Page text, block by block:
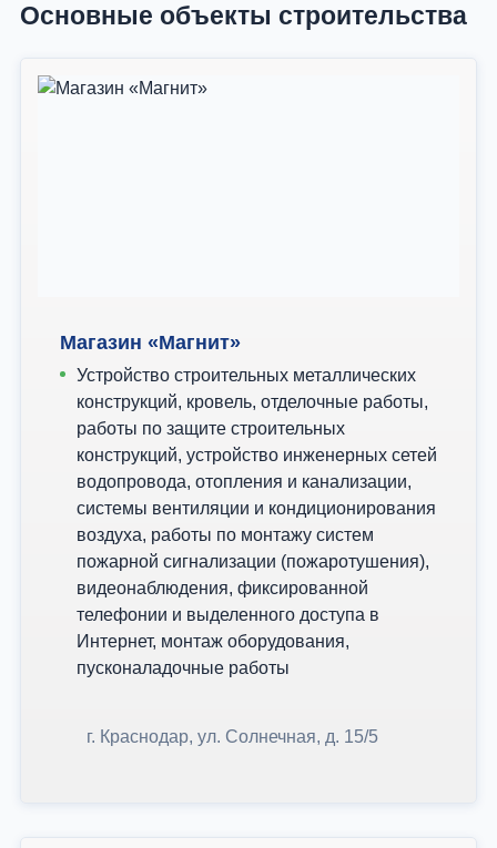
Основные объекты строительства
Магазин «Магнит»
Устройство строительных металлических
конструкций, кровель, отделочные работы,
работы по защите строительных
конструкций, устройство инженерных сетей
водопровода, отопления и канализации,
системы вентиляции и кондиционирования
воздуха, работы по монтажу систем
пожарной сигнализации (пожаротушения),
видеонаблюдения, фиксированной
телефонии и выделенного доступа в
Интернет, монтаж оборудования,
пусконаладочные работы
г. Краснодар, ул. Солнечная, д. 15/5